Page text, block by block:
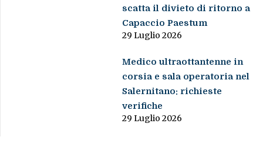
scatta il divieto di ritorno a
Capaccio Paestum
29 Luglio 2026
Medico ultraottantenne in
corsia e sala operatoria nel
Salernitano: richieste
verifiche
29 Luglio 2026